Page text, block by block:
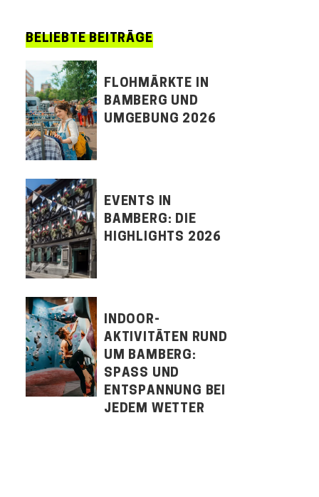
BELIEBTE BEITRÄGE
FLOHMÄRKTE IN
BAMBERG UND
UMGEBUNG 2026
EVENTS IN
BAMBERG: DIE
HIGHLIGHTS 2026
INDOOR-
AKTIVITÄTEN RUND
UM BAMBERG:
SPASS UND E
NTSPANNUNG BEI J
EDEM WETTER